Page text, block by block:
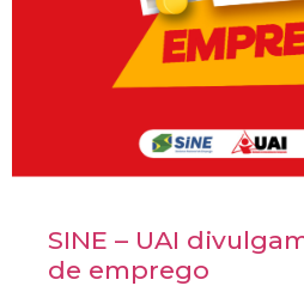
SINE – UAI
de emprego